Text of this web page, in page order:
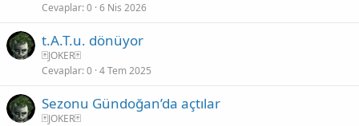
Cevaplar 0 6 Nis 2026
t.A.T.u. dönüyor
🃏JOKER🃏
Cevaplar 0 4 Tem 2025
Sezonu Gündoğan’da açtılar
🃏JOKER🃏